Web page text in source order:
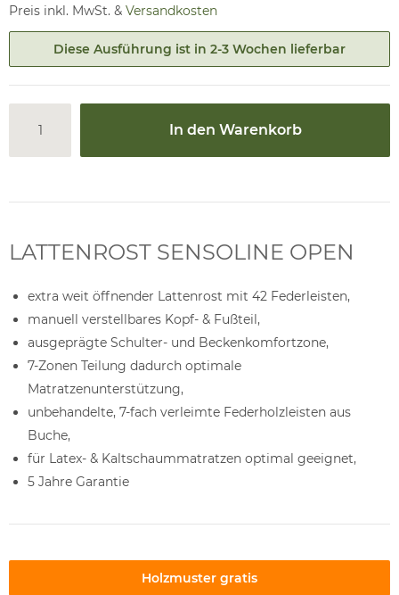
Preis inkl. MwSt. & Versandkosten
Diese Ausführung ist in 2-3 Wochen lieferbar
In den Warenkorb
LATTENROST SENSOLINE OPEN
extra weit öffnender Lattenrost mit 42 Federleisten,
manuell verstellbares Kopf- & Fußteil,
ausgeprägte Schulter- und Beckenkomfortzone,
7-Zonen Teilung dadurch optimale
Matratzenunterstützung,
unbehandelte, 7-fach verleimte Federholzleisten aus
Buche,
für Latex- & Kaltschaummatratzen optimal geeignet,
5 Jahre Garantie
Holzmuster gratis